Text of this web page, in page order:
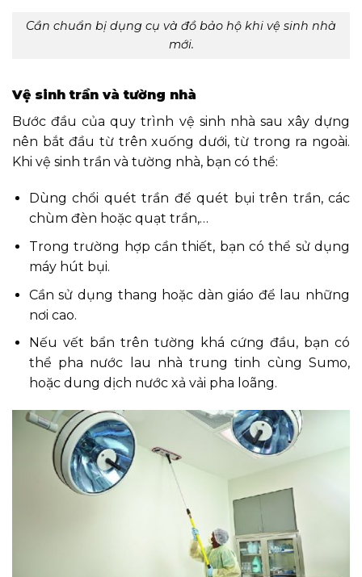
Cần chuẩn bị dụng cụ và đồ bảo hộ khi vệ sinh nhà
mới.
Vệ sinh trần và tường nhà
Bước đầu của quy trình vệ sinh nhà sau xây dựng
nên bắt đầu từ trên xuống dưới, từ trong ra ngoài.
Khi vệ sinh trần và tường nhà, bạn có thể:
Dùng chổi quét trần để quét bụi trên trần, các
chùm đèn hoặc quạt trần,…
Trong trường hợp cần thiết, bạn có thể sử dụng
máy hút bụi.
Cần sử dụng thang hoặc dàn giáo để lau những
nơi cao.
Nếu vết bẩn trên tường khá cứng đầu, bạn có
thể pha nước lau nhà trung tinh cùng Sumo,
hoặc dung dịch nước xả vải pha loãng.